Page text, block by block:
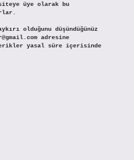
üye olarak bu
olduğunu düşündüğünüz
adresine
yasal süre içerisinde